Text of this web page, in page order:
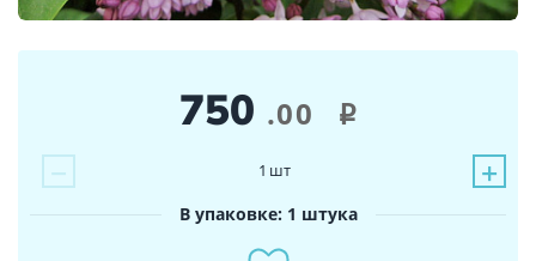
750 .00 i
− +
1 шт
В упаковке: 1 штука